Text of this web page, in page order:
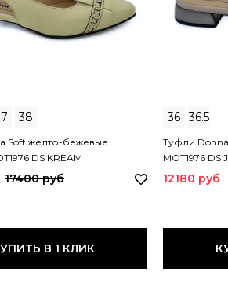
38
Soft желто-бежевые
DS KREAM
17400 руб
КУПИТЬ В 1 КЛИК
36 36.5
Туфли
MOT1976 DS
12180 руб